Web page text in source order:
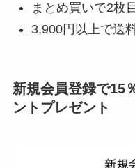
まとめ買いで2枚
3,900円以上で送
新規会員登録で15
ントプレゼント